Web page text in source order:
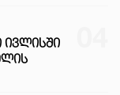
ᲘᲕᲚᲘᲡᲨᲘ